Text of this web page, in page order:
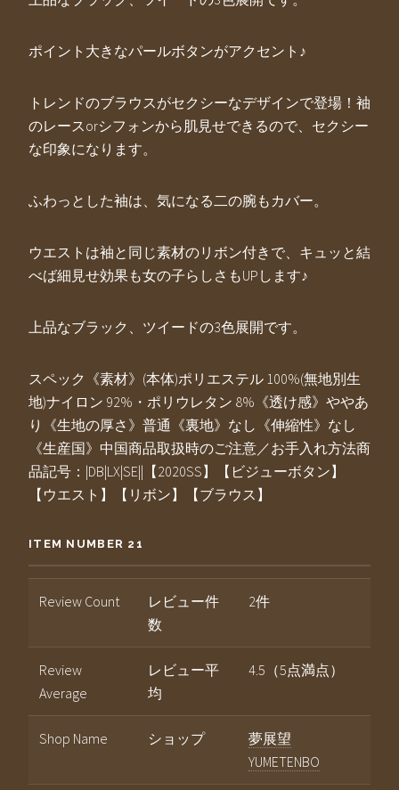
ポイント大きなパールボタンがアクセント♪
トレンドのブラウスがセクシーなデザインで登場！袖
のレースorシフォンから肌見せできるので、セクシー
な印象になります。
ふわっとした袖は、気になる二の腕もカバー。
ウエストは袖と同じ素材のリボン付きで、キュッと結
べば細見せ効果も女の子らしさもUPします♪
上品なブラック、ツイードの3色展開です。
スペック《素材》(本体)ポリエステル 100%(無地別生
地)ナイロン 92%・ポリウレタン 8%《透け感》ややあ
り《生地の厚さ》普通《裏地》なし《伸縮性》なし
《生産国》中国商品取扱時のご注意／お手入れ方法商
品記号：|DB|LX|SE||【2020SS】【ビジューボタン】
【ウエスト】【リボン】【ブラウス】
ITEM NUMBER 21
Review Count
レビュー件
数
2件
Review
Average
レビュー平
均
4.5（5点満点）
Shop Name ショップ
夢展望
YUMETENBO